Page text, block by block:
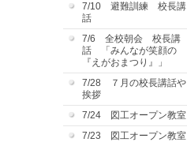
7/10 避難訓練 校長講
話
7/6 全校朝会 校長講
話 「みんなが笑顔の
『えがおまつり』」
7/28 ７月の校長講話や
挨拶
7/24 図工オープン教室
7/23 図工オープン教室